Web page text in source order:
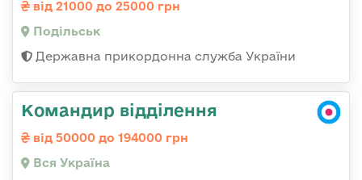
від 21000 до 25000 грн
Подільськ
Державна прикордонна служба України
Командир відділення
від 50000 до 194000 грн
Вся Україна